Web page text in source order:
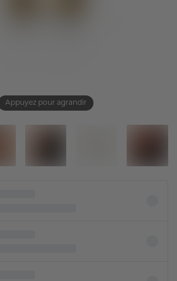
Appuyez pour agrandir